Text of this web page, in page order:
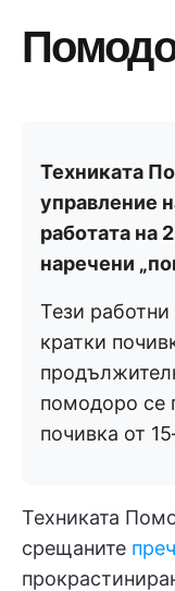
Техниката
управление
работата на
наречени
Тези
кратки
помодоро се
почивка от
Техниката
срещаните